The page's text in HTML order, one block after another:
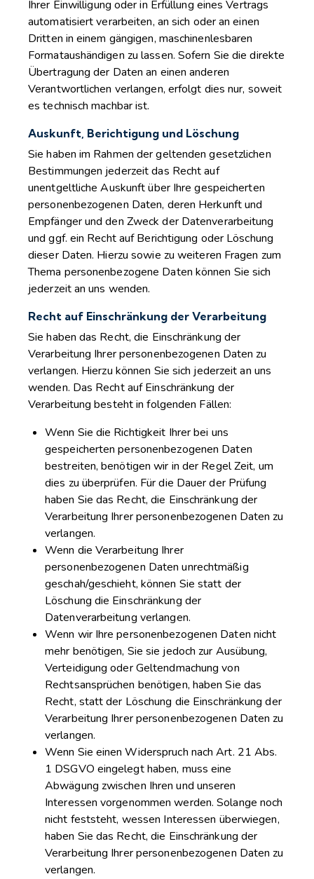
Ihrer Einwilligung oder in Erfüllung eines Vertrags
automatisiert verarbeiten, an sich oder an einen
Dritten in einem gängigen, maschinenlesbaren
Formataushändigen zu lassen. Sofern Sie die direkte
Übertragung der Daten an einen anderen
Verantwortlichen verlangen, erfolgt dies nur, soweit
es technisch machbar ist.
Auskunft, Berichtigung und Löschung
Sie haben im Rahmen der geltenden gesetzlichen
Bestimmungen jederzeit das Recht auf
unentgeltliche Auskunft über Ihre gespeicherten
personenbezogenen Daten, deren Herkunft und
Empfänger und den Zweck der Datenverarbeitung
und ggf. ein Recht auf Berichtigung oder Löschung
dieser Daten. Hierzu sowie zu weiteren Fragen zum
Thema personenbezogene Daten können Sie sich
jederzeit an uns wenden.
Recht auf Einschränkung der Verarbeitung
Sie haben das Recht, die Einschränkung der
Verarbeitung Ihrer personenbezogenen Daten zu
verlangen. Hierzu können Sie sich jederzeit an uns
wenden. Das Recht auf Einschränkung der
Verarbeitung besteht in folgenden Fällen:
Wenn Sie die Richtigkeit Ihrer bei uns
gespeicherten personenbezogenen Daten
bestreiten, benötigen wir in der Regel Zeit, um
dies zu überprüfen. Für die Dauer der Prüfung
haben Sie das Recht, die Einschränkung der
Verarbeitung Ihrer personenbezogenen Daten zu
verlangen.
Wenn die Verarbeitung Ihrer
personenbezogenen Daten unrechtmäßig
geschah/geschieht, können Sie statt der
Löschung die Einschränkung der
Datenverarbeitung verlangen.
Wenn wir Ihre personenbezogenen Daten nicht
mehr benötigen, Sie sie jedoch zur Ausübung,
Verteidigung oder Geltendmachung von
Rechtsansprüchen benötigen, haben Sie das
Recht, statt der Löschung die Einschränkung der
Verarbeitung Ihrer personenbezogenen Daten zu
verlangen.
Wenn Sie einen Widerspruch nach Art. 21 Abs.
1 DSGVO eingelegt haben, muss eine
Abwägung zwischen Ihren und unseren
Interessen vorgenommen werden. Solange noch
nicht feststeht, wessen Interessen überwiegen,
haben Sie das Recht, die Einschränkung der
Verarbeitung Ihrer personenbezogenen Daten zu
verlangen.